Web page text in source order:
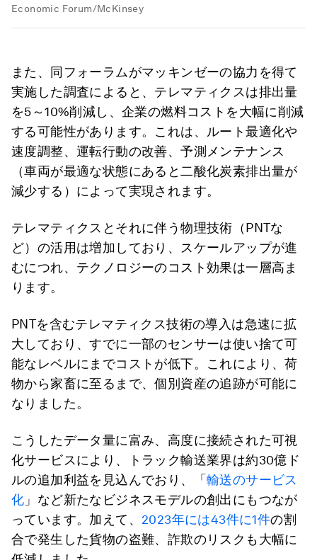
Economic Forum/McKinsey
また、同フォーラムがマッキンゼーの協力を得て
実施した調査によると、テレマティクスは排出量
を5～10%削減し、企業の燃料コストを大幅に削減
する可能性があります。これは、ルート最適化や
速度調整、運転行動の改善、予測メンテナンス
（車両が最適な状態にあると二酸化炭素排出量が
減少する）によって実現されます。
テレマティクスとそれに伴う物理技術（PNTな
ど）の活用は増加しており、スケールアップが進
むにつれ、テクノロジーのコスト効果は一層高ま
ります。
PNTを含むテレマティクス技術の導入は急速に拡
大しており、すでに一部のセンサーは使い捨て可
能なレベルにまでコストが低下。これにより、荷
物から家畜に至るまで、個別資産の追跡が可能に
なりました。
こうしたデータ量に富み、高度に接続された可視
化サービスにより、トラック輸送業界は約30億ド
ルの追加利益を見込んでおり、「 輸送のサービス
化 」など新たなビジネスモデルの創出にもつなが
っています。加えて、 2023年には43件に1件の割
合で発生した貨物の盗難、詐欺のリスクも大幅に